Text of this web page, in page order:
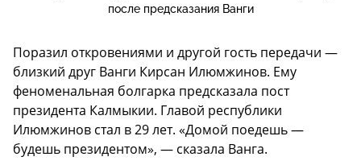
после предсказания Ванги
Поразил откровениями и другой гость передачи —
близкий друг Ванги Кирсан Илюмжинов. Ему
феноменальная болгарка предсказала пост
президента Калмыкии. Главой республики
Илюмжинов стал в 29 лет. «Домой поедешь —
будешь президентом», — сказала Ванга.